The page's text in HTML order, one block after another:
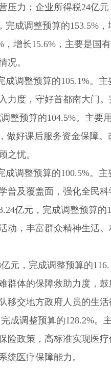
压力； 企业所得税24亿元
完成调整预算的153.5%，
，增长15.6%，主要是国
况。
成调整预算的105.1%。主
力度，守好首都南大门
整预算的104.5%。主要
做好课后服务资金保障
之忧。
成调整预算的100.5%。主
普及覆盖面，强化全民
亿元，完成调整预算的
动，丰富群众精神生活
亿元，完成调整预算的
群体的保障救助力度，
移交地方政府人员的生
成调整预算的128.2%。
险政策， 高标准实现医
统医疗保障能力。